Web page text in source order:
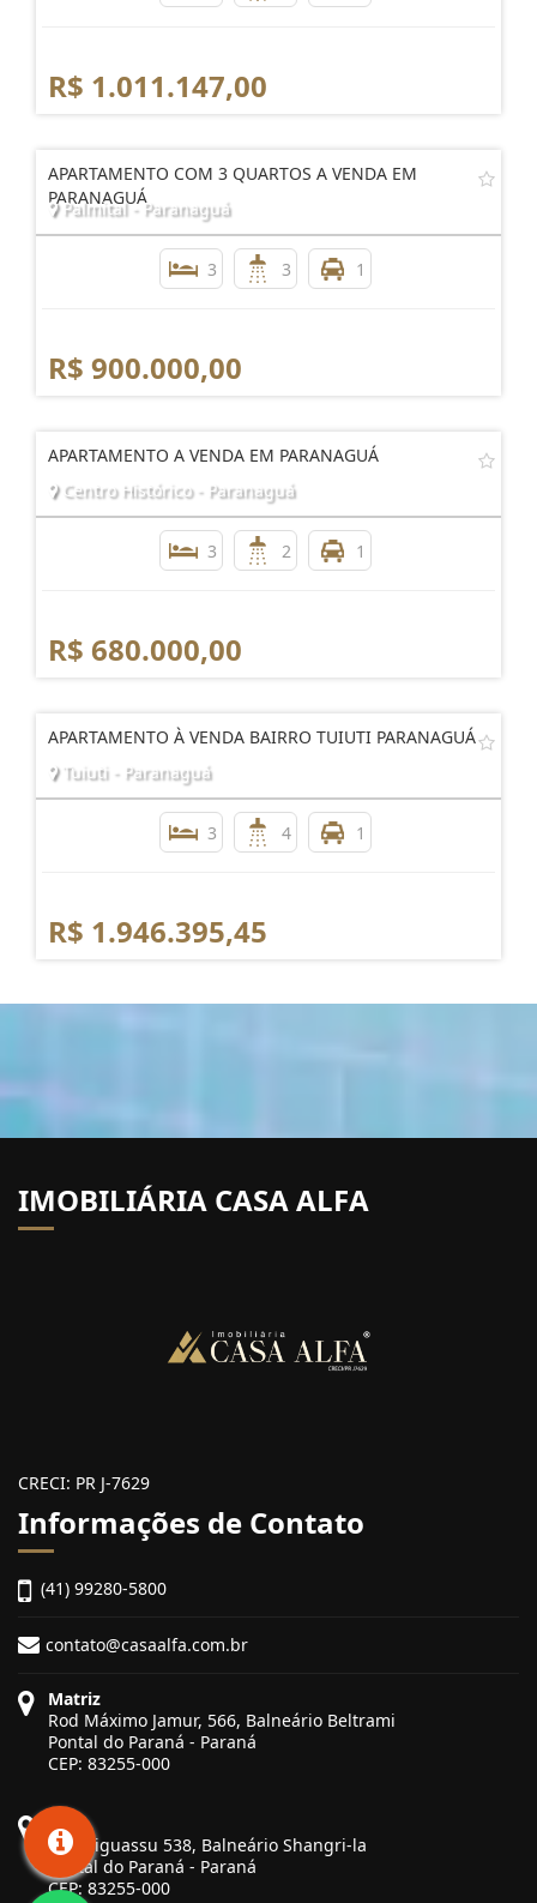
R$ 1.011.147,00
APARTAMENTO COM 3 QUARTOS A VENDA EM
PARANAGUÁ
Palmital - Paranaguá
3 3 1
R$ 900.000,00
APARTAMENTO A VENDA EM PARANAGUÁ
Centro Histórico - Paranaguá
3 2 1
R$ 680.000,00
APARTAMENTO À VENDA BAIRRO TUIUTI PARANAGUÁ
Tuiuti - Paranaguá
3 4 1
R$ 1.946.395,45
IMOBILIÁRIA CASA ALFA
CRECI: PR J-7629
Informações de Contato
(41) 99280-5800
contato@casaalfa.com.br
Matriz
Rod Máximo Jamur, 566, Balneário Beltrami
Pontal do Paraná - Paraná
CEP: 83255-000
Filial
Rua Biguassu 538, Balneário Shangri-la
Pontal do Paraná - Paraná
CEP: 83255-000